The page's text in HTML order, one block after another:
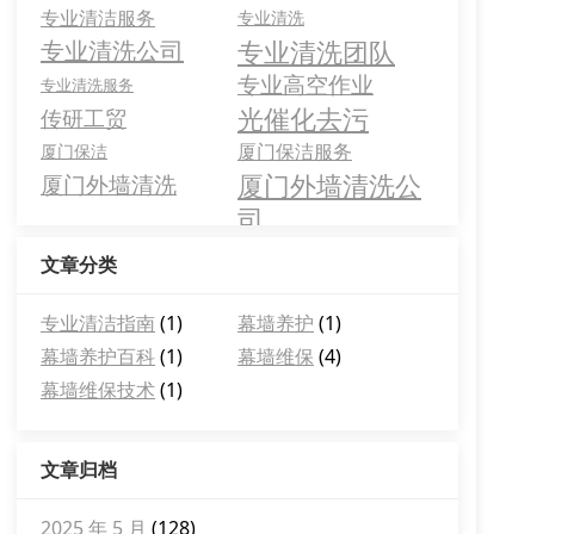
专业清洁服务 专业清洗
专业清洗公司 专业清洗团队
专业清洗服务 专业高空作业
传研工贸 光催化去污
厦门保洁 厦门保洁服务
厦门外墙清洗
厦门外墙清洗公
司
文章分类
专业清洁指南(1) 幕墙养护 (1)
幕墙养护百科(1) 幕墙维保 (4)
幕墙维保技术(1)
文章归档
2025 年 5 月 (128)